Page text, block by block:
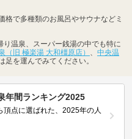
格で多種類のお風呂やサウナなどミ
温泉、スーパー銭湯の中でも特に
（旧 極楽湯 大和橿原店） 、 中央温
足を運んでみてください。
年間ランキング2025
頂点に選ばれた、2025年の人